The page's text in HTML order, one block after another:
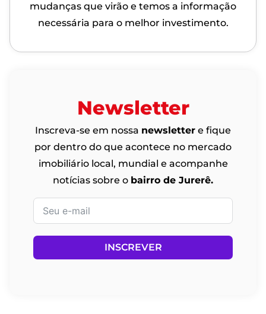
mudanças que virão e temos a informação
necessária para o melhor investimento.
Newsletter
Inscreva-se em nossa newsletter e fique
por dentro do que acontece no mercado
imobiliário local, mundial e acompanhe
notícias sobre o bairro de Jurerê.
INSCREVER